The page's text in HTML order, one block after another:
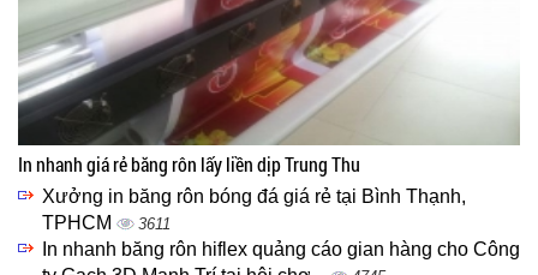
In nhanh giá rẻ băng rôn lấy liền dịp Trung Thu
Xưởng in băng rôn bóng đá giá rẻ tại Bình Thạnh,
TPHCM
3611
In nhanh băng rôn hiflex quảng cáo gian hàng cho Công